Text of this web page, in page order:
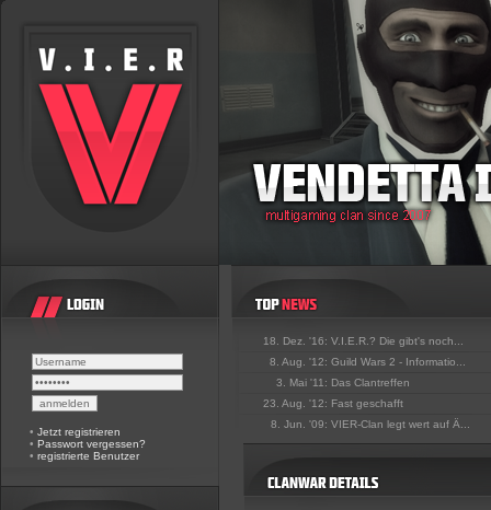
• Jetzt registrieren
• Passwort vergessen?
• registrierte Benutzer
18. Dez. '16: V.I.E.R.? Die gibt's noch...
8. Aug. '12: Guild Wars 2 - Informatio...
3. Mai '11: Das Clantreffen
23. Aug. '12: Fast geschafft
8. Jun. '09: VIER-Clan legt wert auf Ä...